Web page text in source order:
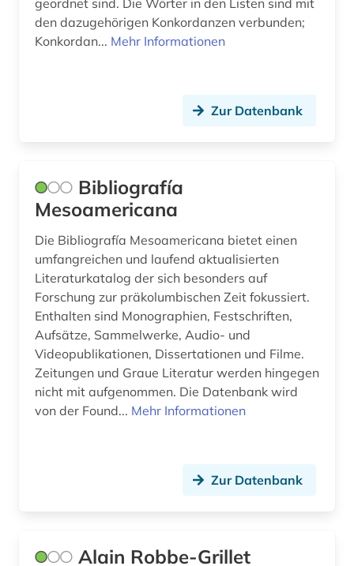
robbe-grillet (1)
romanische sprachen (1)
romanistik (5)
rätoromanisch (1)
saarland (1)
sage (1)
sammlung (1)
schriftsteller (2)
schweiz (1)
geordnet sind. Die Wörter in den Listen sind mit
den dazugehörigen Konkordanzen verbunden;
Konkordan... Mehr Informationen
Zur Datenbank
Bibliografía
Mesoamericana
Die Bibliografía Mesoamericana bietet einen
umfangreichen und laufend aktualisierten
Literaturkatalog der sich besonders auf
Forschung zur präkolumbischen Zeit fokussiert.
Enthalten sind Monographien, Festschriften,
Aufsätze, Sammelwerke, Audio- und
Videopublikationen, Dissertationen und Filme.
Zeitungen und Graue Literatur werden hingegen
nicht mit aufgenommen. Die Datenbank wird
von der Found... Mehr Informationen
Zur Datenbank
Alain Robbe-Grillet